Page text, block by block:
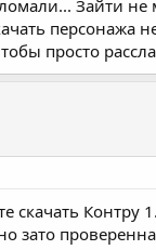
Зайти не
персонажа
просто
скачать Контру
зато